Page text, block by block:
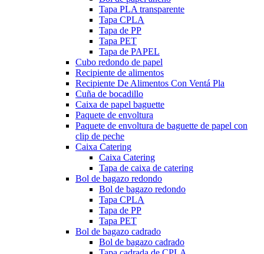
Tapa PLA transparente
Tapa CPLA
Tapa de PP
Tapa PET
Tapa de PAPEL
Cubo redondo de papel
Recipiente de alimentos
Recipiente De Alimentos Con Ventá Pla
Cuña de bocadillo
Caixa de papel baguette
Paquete de envoltura
Paquete de envoltura de baguette de papel con
clip de peche
Caixa Catering
Caixa Catering
Tapa de caixa de catering
Bol de bagazo redondo
Bol de bagazo redondo
Tapa CPLA
Tapa de PP
Tapa PET
Bol de bagazo cadrado
Bol de bagazo cadrado